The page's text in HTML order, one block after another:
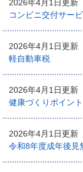
2026年4月1日更新
コンビニ交付サー
2026年4月1日更新
軽自動車税
2026年4月1日更新
健康づくりポイン
2026年4月1日更新
令和8年度成年後見